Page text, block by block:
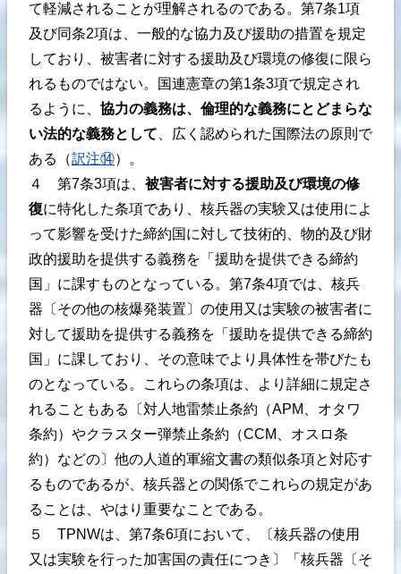
て軽減されることが理解されるのである。第7条1項
及び同条2項は、一般的な協力及び援助の措置を規定
しており、被害者に対する援助及び環境の修復に限ら
れるものではない。国連憲章の第1条3項で規定され
るように、 協力の義務は、倫理的な義務にとどまらな
い法的な義務として 、広く認められた国際法の原則で
ある（訳注⑭）。
４ 第7条3項は、 被害者に対する援助及び環境の修
復に特化した条項であり、核兵器の実験又は使用によ
って影響を受けた締約国に対して技術的、物的及び財
政的援助を提供する義務を「援助を提供できる締約
国」に課すものとなっている。第7条4項では、核兵
器〔その他の核爆発装置〕の使用又は実験の被害者に
対して援助を提供する義務を「援助を提供できる締約
国」に課しており、その意味でより具体性を帯びたも
のとなっている。これらの条項は、より詳細に規定さ
れることもある〔対人地雷禁止条約（APM、オタワ
条約）やクラスター弾禁止条約（CCM、オスロ条
約）などの〕他の人道的軍縮文書の類似条項と対応す
るものであるが、核兵器との関係でこれらの規定があ
ることは、やはり重要なことである。
５ TPNWは、第7条6項において、〔核兵器の使用
又は実験を行った加害国の責任につき〕「核兵器〔そ